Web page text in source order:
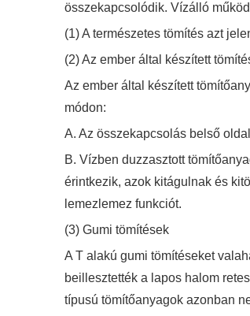
összekapcsolódik. Vízálló
(1) A természetes tömítés azt
(2) Az ember által készített
Az ember által készített
módon:
A. Az összekapcsolás belső
B. Vízben duzzasztott
érintkezik, azok kitágulnak és
lemezlemez funkciót.
(3) Gumi tömítések
A T alakú gumi tömítéseket
beillesztették a lapos halom
típusú tömítőanyagok azonban